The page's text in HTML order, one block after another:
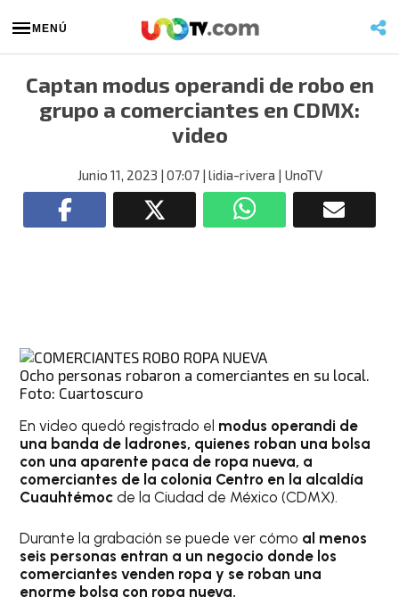
MENÚ
Captan modus operandi de robo en
grupo a comerciantes en CDMX:
video
Junio 11, 2023 | 07:07| lidia-rivera | UnoTV
Ocho personas robaron a comerciantes en su local.
Foto: Cuartoscuro
En video quedó registrado el modus operandi de
una banda de ladrones, quienes roban una bolsa
con una aparente paca de ropa nueva, a
comerciantes de la colonia Centro en la alcaldía
Cuauhtémoc de la Ciudad de México (CDMX).
Durante la grabación se puede ver cómo al menos
seis personas entran a un negocio donde los
comerciantes venden ropa y se roban una
enorme bolsa con ropa nueva.